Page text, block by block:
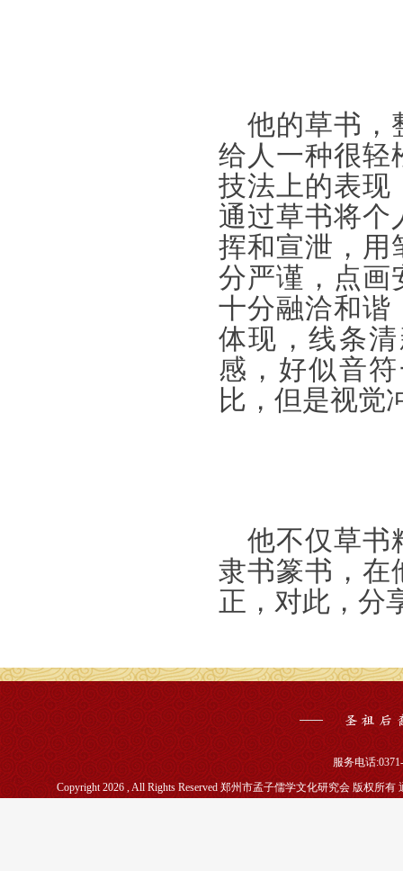
他的草书，
给人一种很轻
技法上的表现
通过草书将个
挥和宣泄，用
分严谨，点画
十分融洽和谐
体现，线条
感，好似音
比，但是视觉
他不仅草书
隶书篆书，在
正，对此，分
服务电话
Copyright 2026 , All Rights Reserved 郑州市孟子儒学文化研究会 版权所